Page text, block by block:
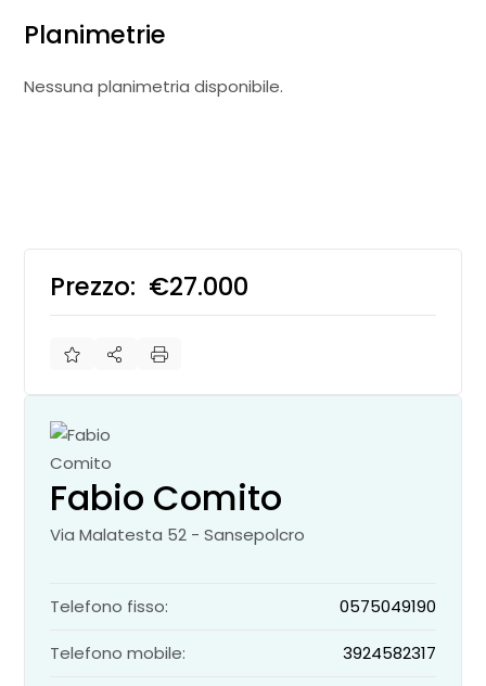
Planimetrie
Nessuna planimetria disponibile.
Prezzo: €27.000
Fabio Comito
Via Malatesta 52 - Sansepolcro
Telefono fisso: 0575049190
Telefono mobile: 3924582317